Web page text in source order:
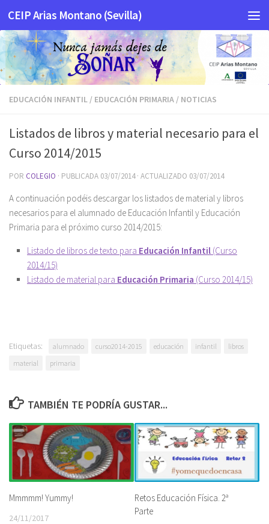
Saltar al contenido
CEIP Arias Montano (Sevilla)
EDUCACIÓN INFANTIL / EDUCACIÓN PRIMARIA / NOTICIAS
Listados de libros y material necesario para el
Curso 2014/2015
POR COLEGIO · PUBLICADA 03/07/2014· ACTUALIZADO 03/07/2014
A continuación podéis descargar los listados de material y libros
necesarios para el alumnado de Educación Infantil y Educación
Primaria para el próximo curso 2014/2015:
Listado de libros de texto para Educación Infantil (Curso
2014/15)
Listado de material para Educación Primaria (Curso 2014/15)
Etiquetas: alumnado curso2014-2015 educación infantil
libros
material
primaria
TAMBIÉN TE PODRÍA GUSTAR...
Mmmmm! Yummy!
24/11/2017
Retos Educación Física. 2ª
Parte